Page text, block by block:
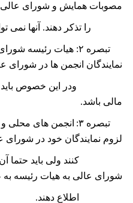
مصوبات همایش و شورای عالی
را تذکر دهند. آنها نمی
تبصره ۲: ھیات رئیسه
نمایندگان انجمن ھا در شورای
ودر این خصوص باید
مالی باشد.
تبصره ۳:
انجمن ھای محلی
لزوم نمایندگان خود در
کنند ولی باید حتما آن
شورای عالی به ھیات رئیسه
اطلاع دھند.